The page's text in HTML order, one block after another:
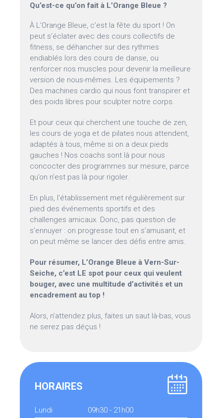
Qu’est-ce qu’on fait à L’Orange Bleue ?
À L’Orange Bleue, c’est la fête du sport ! On
peut s’éclater avec des cours collectifs de
fitness, se déhancher sur des rythmes
endiablés lors des cours de danse, ou
renforcer nos muscles pour devenir la meilleure
version de nous-mêmes. Les équipements ?
Des machines cardio qui nous font transpirer et
des poids libres pour sculpter notre corps.
Et pour ceux qui cherchent une touche de zen,
les cours de yoga et de pilates nous attendent,
adaptés à tous, même si on a deux pieds
gauches ! Nos coachs sont là pour nous
concocter des programmes sur mesure, parce
qu’on n’est pas là pour rigoler.
En plus, l’établissement met régulièrement sur
pied des événements sportifs et des
challenges amicaux. Donc, pas question de
s’ennuyer : on progresse tout en s’amusant, et
on peut même se lancer des défis entre amis.
Pour résumer, L’Orange Bleue à Vern-Sur-
Seiche, c’est LE spot pour ceux qui veulent
bouger, avec une multitude d’activités et un
encadrement au top !
Alors, n’attendez plus, faites un saut là-bas, vous
ne serez pas déçus !
HORAIRES
Lundi 09h30 - 21h00